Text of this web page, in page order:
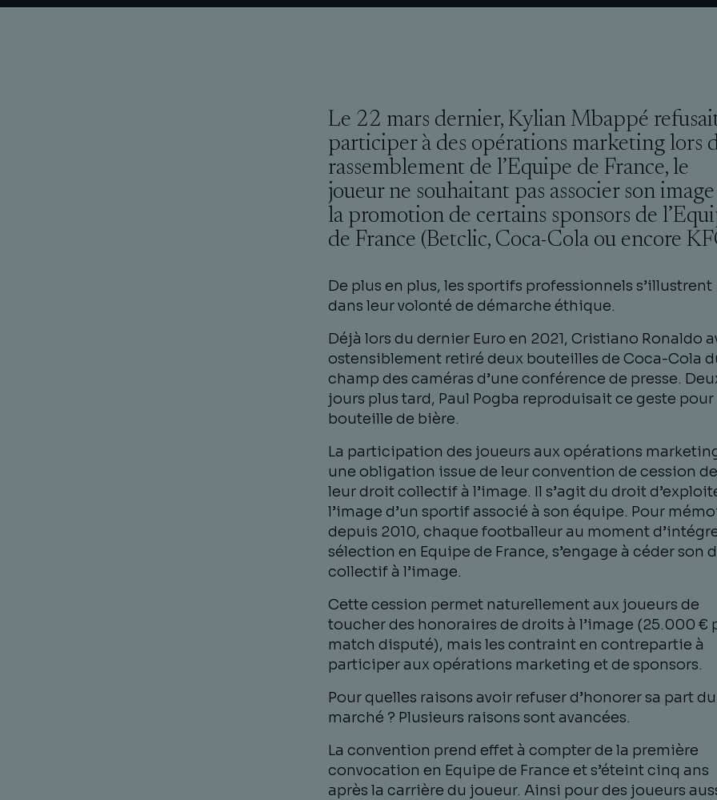
Le 22 mars dernier, Kylian Mbappé
participer à des opérations marketing lors
rassemblement de l’Equipe de France, le
joueur ne souhaitant pas associer son image
la promotion de certains sponsors de
de France (Betclic, Coca-Cola ou encore
De plus en plus, les sportifs professionnels s’illustrent
dans leur volonté de démarche éthique.
Déjà lors du dernier Euro en 2021, Cristiano Ronaldo
ostensiblement retiré deux bouteilles de Coca-Cola
champ des caméras d’une conférence de presse.
jours plus tard, Paul Pogba reproduisait ce geste pour
bouteille de bière.
La participation des joueurs aux opérations
une obligation issue de leur convention de cession de
leur droit collectif à l’image. Il s’agit du droit
l’image d’un sportif associé à son équipe. Pour
depuis 2010, chaque footballeur au moment
sélection en Equipe de France, s’engage à céder son
collectif à l’image.
Cette cession permet naturellement aux joueurs de
toucher des honoraires de droits à l’image (25.000 €
match disputé), mais les contraint en contrepartie à
participer aux opérations marketing et de sponsors.
Pour quelles raisons avoir refuser d’honorer sa part du
marché ? Plusieurs raisons sont avancées.
La convention prend effet à compter de la première
convocation en Equipe de France et s’éteint cinq ans
après la carrière du joueur. Ainsi pour des joueurs